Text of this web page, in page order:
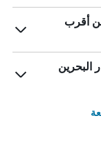
أقرب